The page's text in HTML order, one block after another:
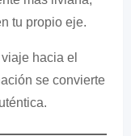
tu propio eje.
hacia el
se convierte